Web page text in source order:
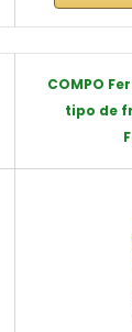
COMPO
tipo de